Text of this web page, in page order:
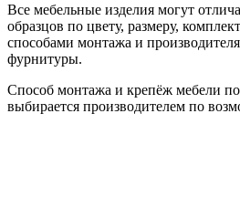
Все мебельные изделия могут
образцов по цвету, размеру,
способами монтажа и
фурнитуры.
Способ монтажа и крепёж мебели
выбирается производителем по